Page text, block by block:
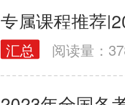
专属课程推荐
汇总 阅读量：